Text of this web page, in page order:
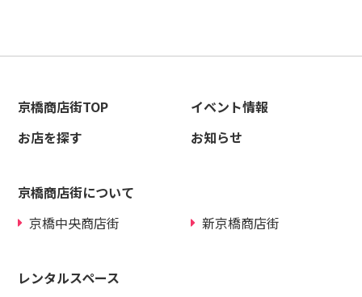
京橋商店街TOP
イベント情報
お店を探す
お知らせ
京橋商店街について
京橋中央商店街
新京橋商店街
レンタルスペース